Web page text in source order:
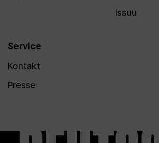
Service
Kontakt
Presse
Issuu